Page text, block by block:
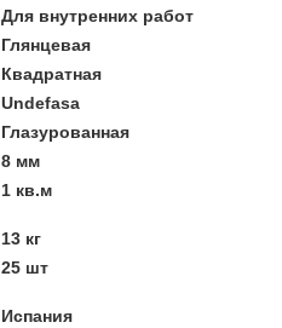
Для внутренних работ
Глянцевая
Квадратная
Undefasa
Глазурованная
8 мм
1 кв.м
13 кг
25 шт
Испания